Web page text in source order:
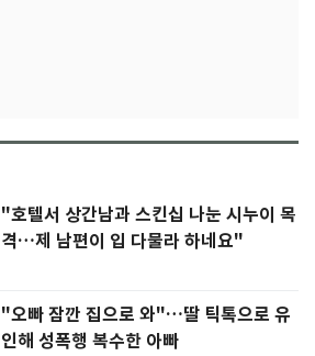
"호텔서 상간남과 스킨십 나눈 시누이 목
격…제 남편이 입 다물라 하네요"
"오빠 잠깐 집으로 와"…딸 틱톡으로 유
인해 성폭행 복수한 아빠